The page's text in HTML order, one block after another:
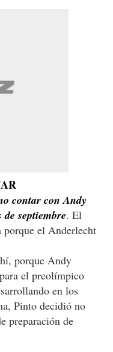
contar con Andy
septiembre. El
porque el Anderlecht
porque Andy
el preolímpico
en los
Pinto decidió no
preparación de